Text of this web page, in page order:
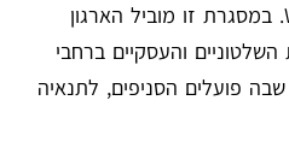
World Free of Corruption. במסגרת זו מוביל הארגון
והעסקיים ברחבי
פועלים הסניפים, לתנאיה